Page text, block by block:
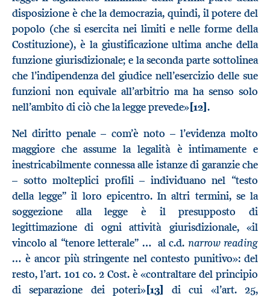
disposizione è che la democrazia, quindi, il potere del
popolo (che si esercita nei limiti e nelle forme della
Costituzione), è la giustificazione ultima anche della
funzione giurisdizionale; e la seconda parte sottolinea
che l’indipendenza del giudice nell’esercizio delle sue
funzioni non equivale all’arbitrio ma ha senso solo
nell’ambito di ciò che la legge prevede»[12].
Nel diritto penale – com’è noto – l’evidenza molto
maggiore che assume la legalità è intimamente e
inestricabilmente connessa alle istanze di garanzie che
– sotto molteplici profili – individuano nel “testo
della legge” il loro epicentro. In altri termini, se la
soggezione alla legge è il presupposto di
legittimazione di ogni attività giurisdizionale, «il
vincolo al “tenore letterale” … al c.d. narrow reading
… è ancor più stringente nel contesto punitivo»: del
resto, l’art. 101 co. 2 Cost. è «contraltare del principio
di separazione dei poteri»[13]
di cui «l’art. 25,